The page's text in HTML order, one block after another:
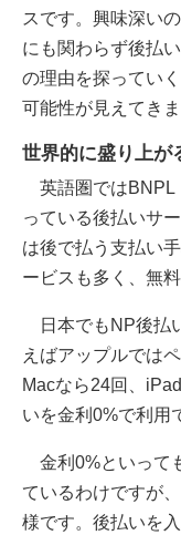
スです。興味深い
にも関わらず後払
の理由を探ってい
可能性が見えてきま
世界的に盛り上が
英語圏ではBNPL
っている後払いサ
は後で払う支払い
ービスも多く、無
日本でもNP後払
えばアップルでは
Macなら24回、
いを金利0%で利用
金利0%といって
ているわけですが
様です。後払いを